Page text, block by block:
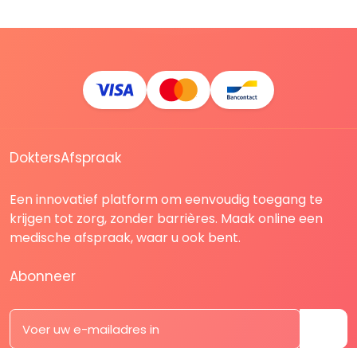
DoktersAfspraak
Een innovatief platform om eenvoudig toegang te
krijgen tot zorg, zonder barrières. Maak online een
medische afspraak, waar u ook bent.
Abonneer